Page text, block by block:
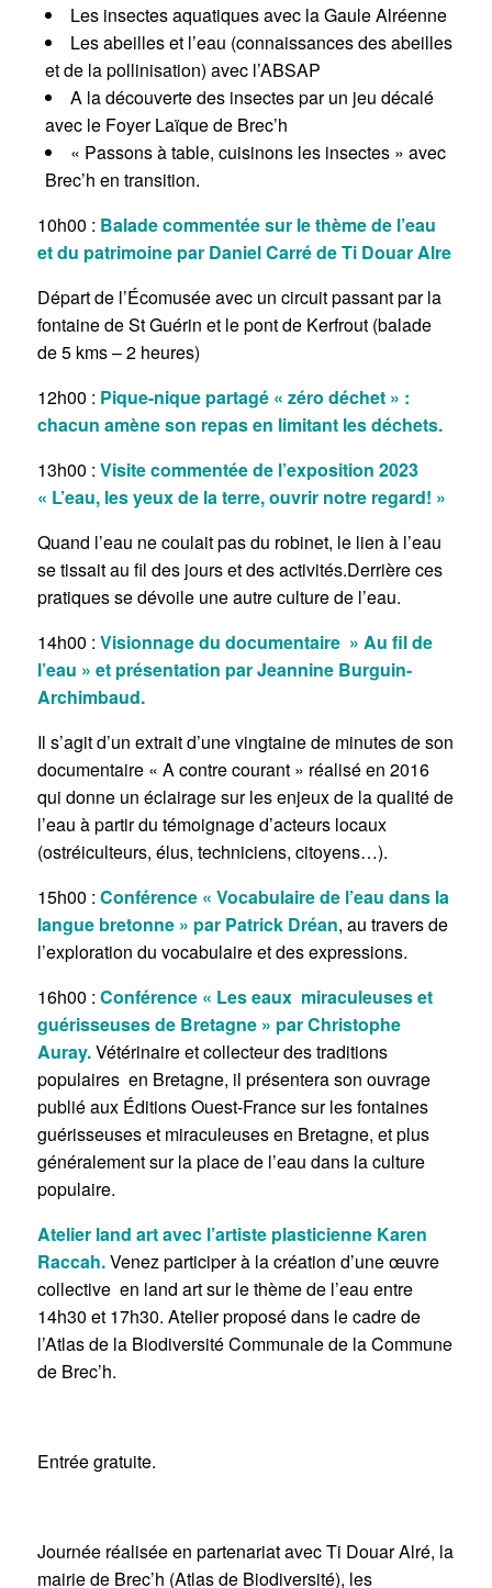
Les insectes aquatiques avec la Gaule Alréenne
Les abeilles et l’eau (connaissances des abeilles
et de la pollinisation) avec l’ABSAP
A la découverte des insectes par un jeu décalé
avec le Foyer Laïque de Brec’h
« Passons à table, cuisinons les insectes » avec
Brec’h en transition.
10h00 : Balade commentée sur le thème de l’eau
et du patrimoine par Daniel Carré de Ti Douar Alre
Départ de l’Écomusée avec un circuit passant par la
fontaine de St Guérin et le pont de Kerfrout (balade
de 5 kms – 2 heures)
12h00 : Pique-nique partagé « zéro déchet » :
chacun amène son repas en limitant les déchets.
13h00 : Visite commentée de l’exposition 2023
« L’eau, les yeux de la terre, ouvrir notre regard! »
Quand l’eau ne coulait pas du robinet, le lien à l’eau
se tissait au fil des jours et des activités.Derrière ces
pratiques se dévoile une autre culture de l’eau.
14h00 : Visionnage du documentaire » Au fil de
l’eau » et présentation par Jeannine Burguin-
Archimbaud.
Il s’agit d’un extrait d’une vingtaine de minutes de son
documentaire « A contre courant » réalisé en 2016
qui donne un éclairage sur les enjeux de la qualité de
l’eau à partir du témoignage d’acteurs locaux
(ostréiculteurs, élus, techniciens, citoyens…).
15h00 : Conférence « Vocabulaire de l’eau dans la
langue bretonne » par Patrick Dréan, au travers de
l’exploration du vocabulaire et des expressions.
16h00 : Conférence « Les eaux miraculeuses et
guérisseuses de Bretagne » par Christophe
Auray.Vétérinaire et collecteur des traditions
populaires en Bretagne, il présentera son ouvrage
publié aux Éditions Ouest-France sur les fontaines
guérisseuses et miraculeuses en Bretagne, et plus
généralement sur la place de l’eau dans la culture
populaire.
Atelier land art avec l’artiste plasticienne Karen
Raccah.Venez participer à la création d’une œuvre
collective en land art sur le thème de l’eau entre
14h30 et 17h30. Atelier proposé dans le cadre de
l’Atlas de la Biodiversité Communale de la Commune
de Brec’h.
Entrée gratuite.
Journée réalisée en partenariat avec Ti Douar Alré, la
mairie de Brec’h (Atlas de Biodiversité), les